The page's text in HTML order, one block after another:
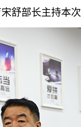
舒部长主持本